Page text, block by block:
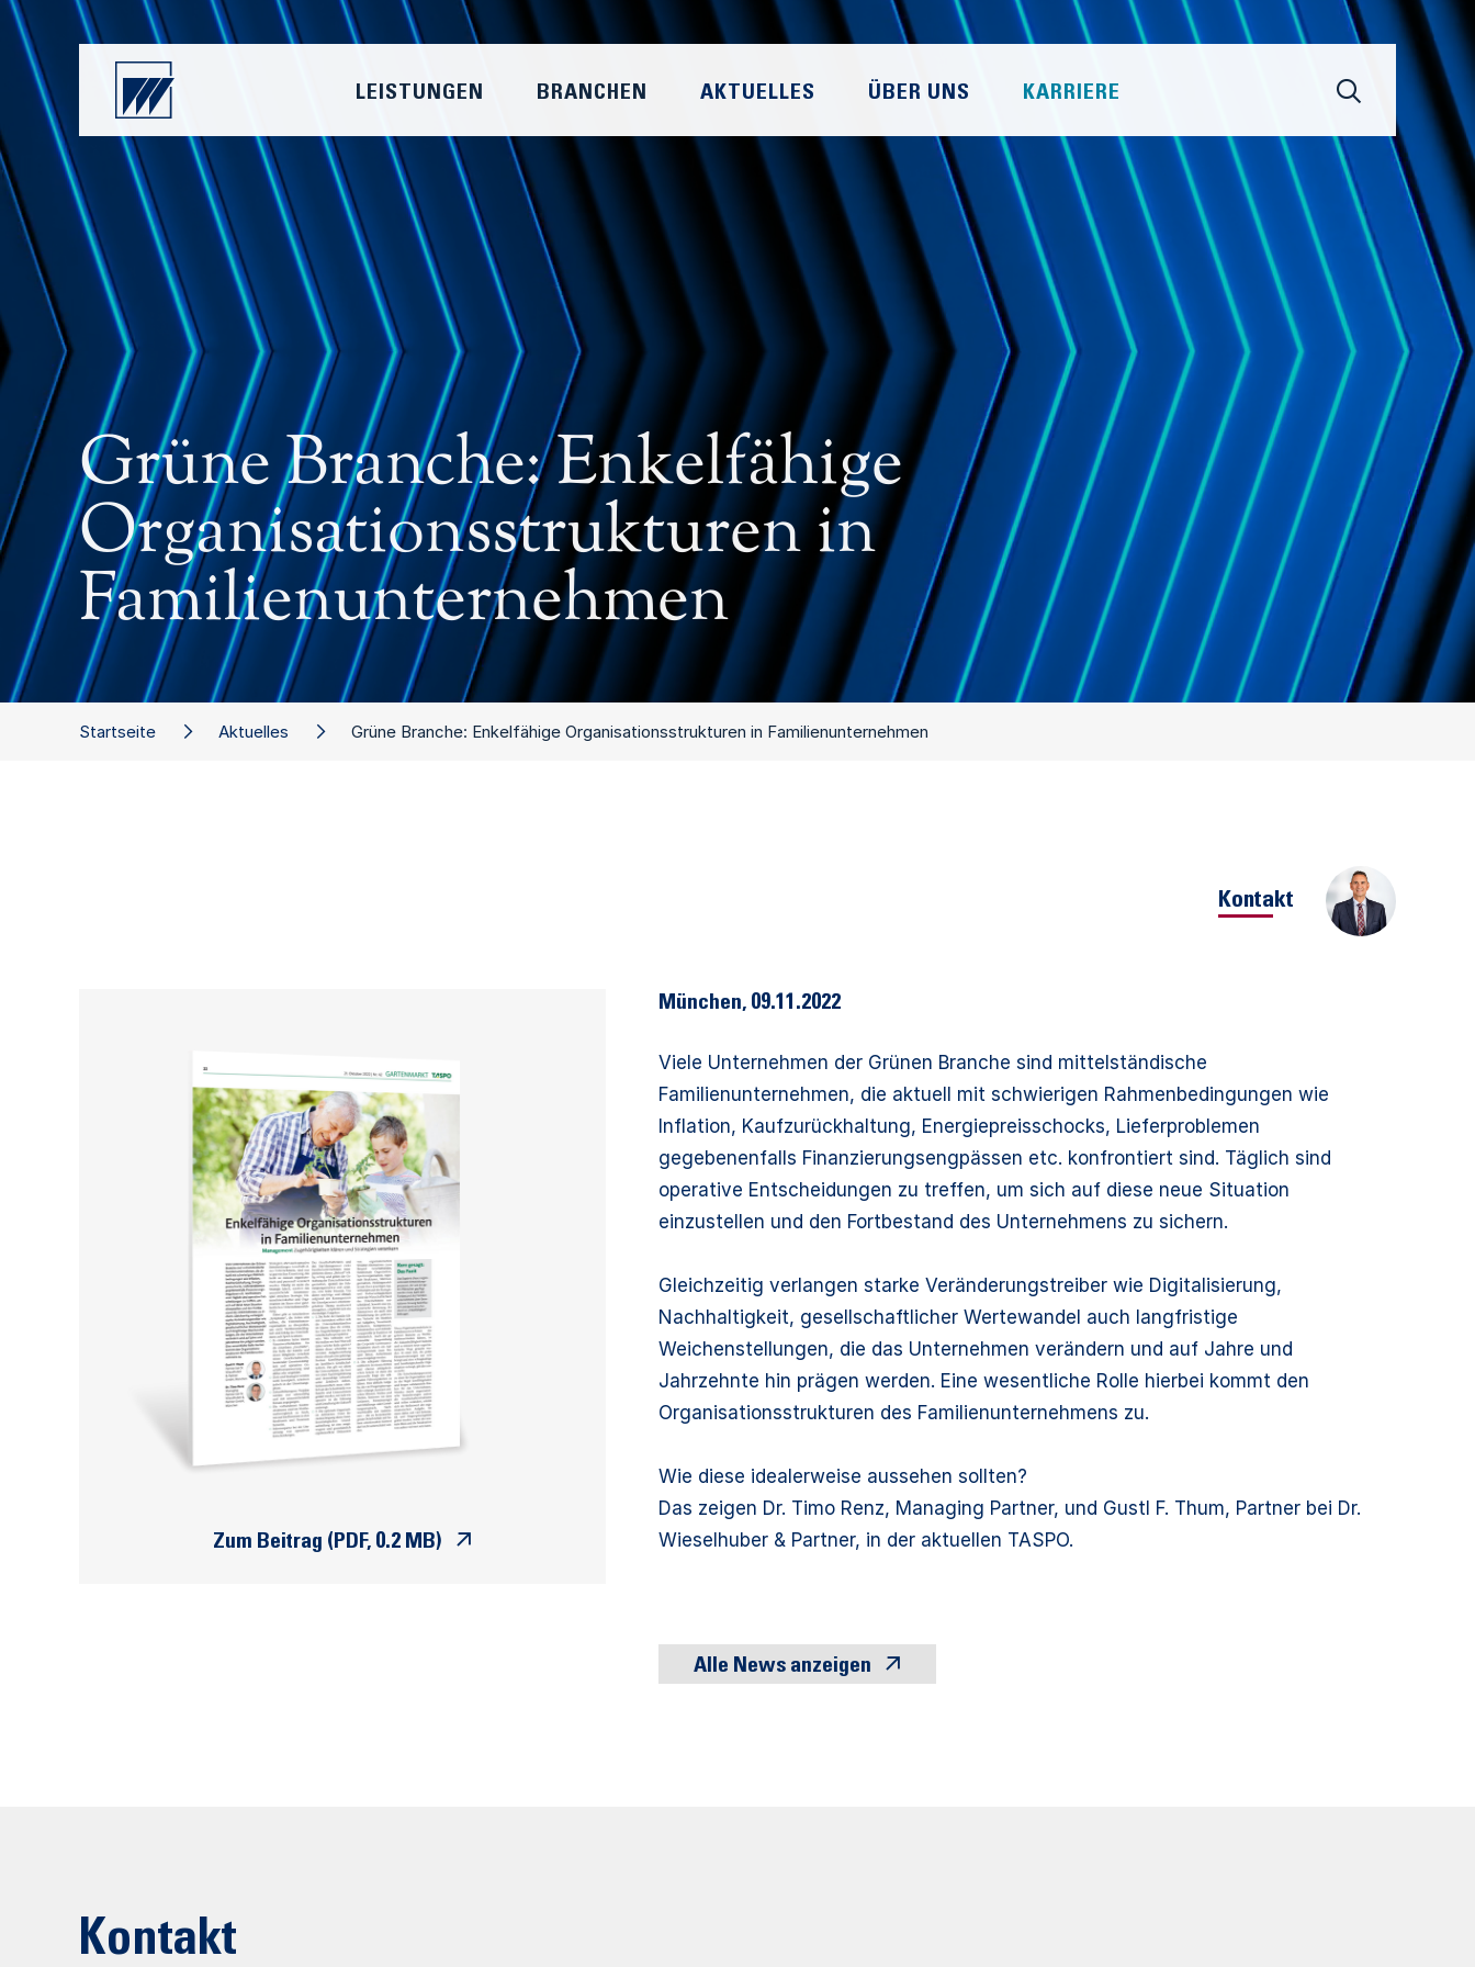
Zum Beitrag (PDF, 0.2 MB)
München, 09.11.2022
Viele Unternehmen der Grünen Branche sind mittelständische
Familienunternehmen, die aktuell mit schwierigen Rahmenbedingungen wie
Inflation, Kaufzurückhaltung, Energiepreisschocks, Lieferproblemen
gegebenenfalls Finanzierungsengpässen etc. konfrontiert sind. Täglich sind
operative Entscheidungen zu treffen, um sich auf diese neue Situation
einzustellen und den Fortbestand des Unternehmens zu sichern.
Gleichzeitig verlangen starke Veränderungstreiber wie Digitalisierung,
Nachhaltigkeit, gesellschaftlicher Wertewandel auch langfristige
Weichenstellungen, die das Unternehmen verändern und auf Jahre und
Jahrzehnte hin prägen werden. Eine wesentliche Rolle hierbei kommt den
Organisationsstrukturen des Familienunternehmens zu.
Wie diese idealerweise aussehen sollten?
Das zeigen Dr. Timo Renz, Managing Partner, und Gustl F. Thum, Partner bei Dr.
Wieselhuber & Partner, in der aktuellen TASPO.
Alle News anzeigen
Startseite Aktuelles Grüne Branche: Enkelfähige Organisationsstrukturen in Familienunternehmen
Kontakt
Kontakt
Grüne Branche: Enkelfähige
Organisationsstrukturen in
Familienunternehmen
LEISTUNGEN BRANCHEN AKTUELLES ÜBER UNS KARRIERE